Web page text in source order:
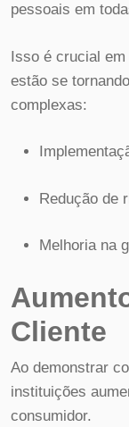
pessoais em
Isso é crucial
estão se
complexas:
Redução de
Melhoria na
Cliente
Ao demonstrar
instituições
consumidor.